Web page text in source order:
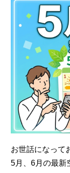
お世話になって
5月、6月の最新